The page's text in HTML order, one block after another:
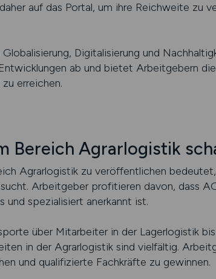
auf das Portal, um ihre Reichweite zu
Digitalisierung und
ab und bietet Arbeitgebern
erreichen.
Bereich Agrarlogistik
Agrarlogistik zu veröffentlichen
Arbeitgeber profitieren davon, dass
und spezialisiert anerkannt ist.
über Mitarbeiter in der Lagerlogistik
in der Agrarlogistik sind vielfältig.
und qualifizierte Fachkräfte zu gewinnen.